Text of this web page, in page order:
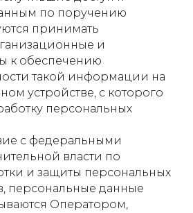
по поручению
принимать
и
к обеспечению
такой информации на
устройстве, с которого
персональных
с федеральными
власти по
и защиты персональных
персональные данные
Оператором,